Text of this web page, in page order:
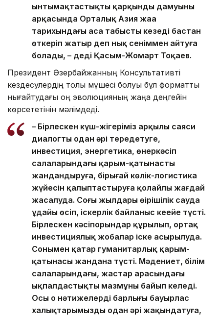
ынтымақтастықтың қарқынды дамуының
арқасында Орталық Азия жаңа
тарихындағы аса табысты кезеңді бастан
өткеріп жатыр деп нық сеніммен айтуға
болады, – деді Қасым-Жомарт Тоқаев.
Президент Әзербайжанның Консультативті
кездесулердің толық мүшесі болуы бұл форматты
нығайтудағы оң эволюцияның жаңа деңгейін
көрсететінін мәлімдеді.
– Бірлескен күш-жігеріміз арқылы саяси
диалогты одан әрі тереңдетуге,
инвестиция, энергетика, өнеркәсіп
салаларындағы қарым-қатынасты
жандандыруға, бірыңғай көлік-логистика
жүйесін қалыптастыруға қолайлы жағдай
жасалуда. Соңғы жылдары өңірішілік сауда
ұдайы өсіп, іскерлік байланыс кеңейе түсті.
Бірлескен кәсіпорындар құрылып, ортақ
инвестициялық жобалар іске асырылуда.
Сонымен қатар гуманитарлық қарым-
қатынасы жандана түсті. Мәдениет, білім
салаларындағы, жастар арасындағы
ықпалдастықтың мазмұны байып келеді.
Осы оң нәтижелердің барлығы бауырлас
халықтарымызды одан әрі жақындатуға,